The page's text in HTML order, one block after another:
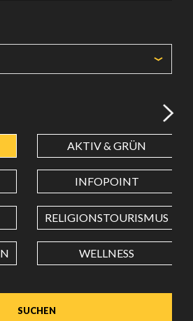
Punkt (.) als Dezimalzeichen
AKTIV & GRÜN
INFOPOINT
RELIGIONSTOURISMUS
WELLNESS